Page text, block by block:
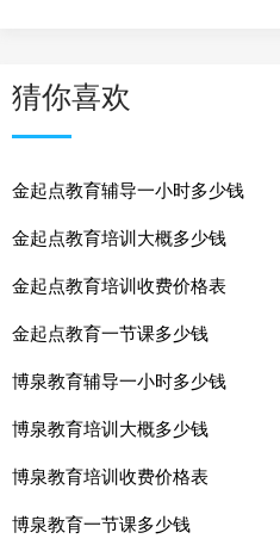
猜你喜欢
金起点教育辅导一小时多少钱
金起点教育培训大概多少钱
金起点教育培训收费价格表
金起点教育一节课多少钱
博泉教育辅导一小时多少钱
博泉教育培训大概多少钱
博泉教育培训收费价格表
博泉教育一节课多少钱